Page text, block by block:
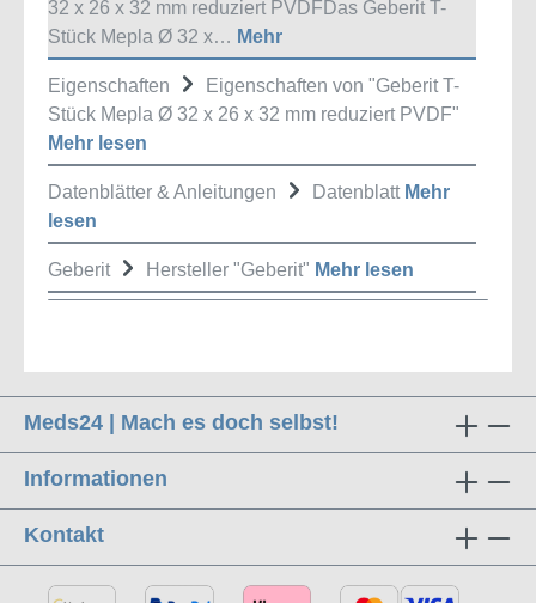
32 x 26 x 32 mm reduziert PVDFDas Geberit T-
Stück Mepla Ø 32 x… Mehr
Eigenschaften
Eigenschaften von "Geberit T-
Stück Mepla Ø 32 x 26 x 32 mm reduziert PVDF"
Mehr lesen
Datenblätter & Anleitungen Datenblatt Mehr
lesen
Geberit Hersteller "Geberit" Mehr lesen
Meds24 | Mach es doch selbst!
Informationen
Kontakt